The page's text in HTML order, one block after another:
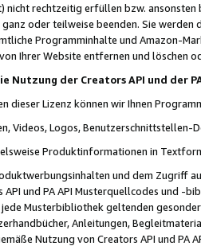
rechtzeitig erfüllen bzw. ansonsten
oder teilweise beenden. Sie werden
Programminhalte und Amazon-
Ihrer Website entfernen und löschen
Nutzung der Creators API und der
dieser Lizenz können wir Ihnen
Videos, Logos, Benutzerschnittstellen-
Produktinformationen in
und dem Zugriff
API und PA API Musterquellcodes und
Musterbibliothek geltenden
Anleitungen,
Nutzung von Creators API und PA